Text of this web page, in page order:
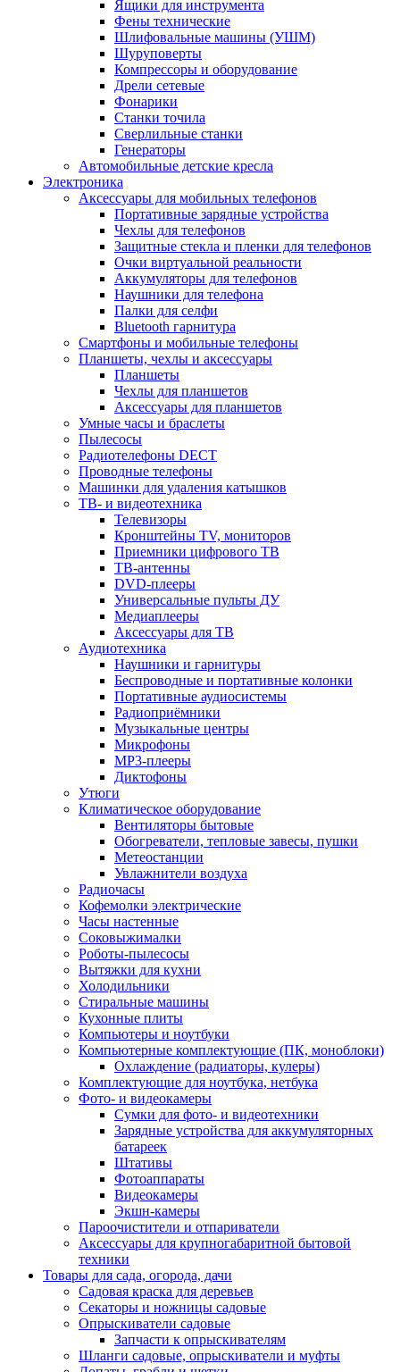
Ящики для инструмента
Фены технические
Шлифовальные машины (УШМ)
Шуруповерты
Компрессоры и оборудование
Дрели сетевые
Фонарики
Станки точила
Сверлильные станки
Генераторы
Автомобильные детские кресла
Электроника
Аксессуары для мобильных телефонов
Портативные зарядные устройства
Чехлы для телефонов
Защитные стекла и пленки для телефонов
Очки виртуальной реальности
Аккумуляторы для телефонов
Наушники для телефона
Палки для селфи
Bluetooth гарнитура
Смартфоны и мобильные телефоны
Планшеты, чехлы и аксессуары
Планшеты
Чехлы для планшетов
Аксессуары для планшетов
Умные часы и браслеты
Пылесосы
Радиотелефоны DECT
Проводные телефоны
Машинки для удаления катышков
ТВ- и видеотехника
Телевизоры
Кронштейны TV, мониторов
Приемники цифрового ТВ
ТВ-антенны
DVD-плееры
Универсальные пульты ДУ
Медиаплееры
Аксессуары для ТВ
Аудиотехника
Наушники и гарнитуры
Беспроводные и портативные колонки
Портативные аудиосистемы
Радиоприёмники
Музыкальные центры
Микрофоны
MP3-плееры
Диктофоны
Утюги
Климатическое оборудование
Вентиляторы бытовые
Обогреватели, тепловые завесы, пушки
Метеостанции
Увлажнители воздуха
Радиочасы
Кофемолки электрические
Часы настенные
Соковыжималки
Роботы-пылесосы
Вытяжки для кухни
Холодильники
Стиральные машины
Кухонные плиты
Компьютеры и ноутбуки
Компьютерные комплектующие (ПК, моноблоки)
Охлаждение (радиаторы, кулеры)
Комплектующие для ноутбука, нетбука
Фото- и видеокамеры
Сумки для фото- и видеотехники
Зарядные устройства для аккумуляторных
батареек
Штативы
Фотоаппараты
Видеокамеры
Экшн-камеры
Пароочистители и отпариватели
Аксессуары для крупногабаритной бытовой
техники
Товары для сада, огорода, дачи
Садовая краска для деревьев
Секаторы и ножницы садовые
Опрыскиватели садовые
Запчасти к опрыскивателям
Шланги садовые, опрыскиватели и муфты